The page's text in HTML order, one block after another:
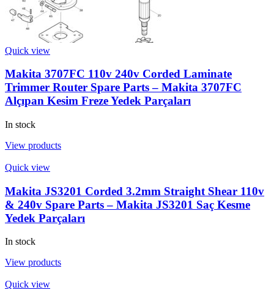
Quick view
Makita 3707FC 110v 240v Corded Laminate
Trimmer Router Spare Parts – Makita 3707FC
Alçıpan Kesim Freze Yedek Parçaları
In stock
View products
Quick view
Makita JS3201 Corded 3.2mm Straight Shear 110v
& 240v Spare Parts – Makita JS3201 Saç Kesme
Yedek Parçaları
In stock
View products
Quick view